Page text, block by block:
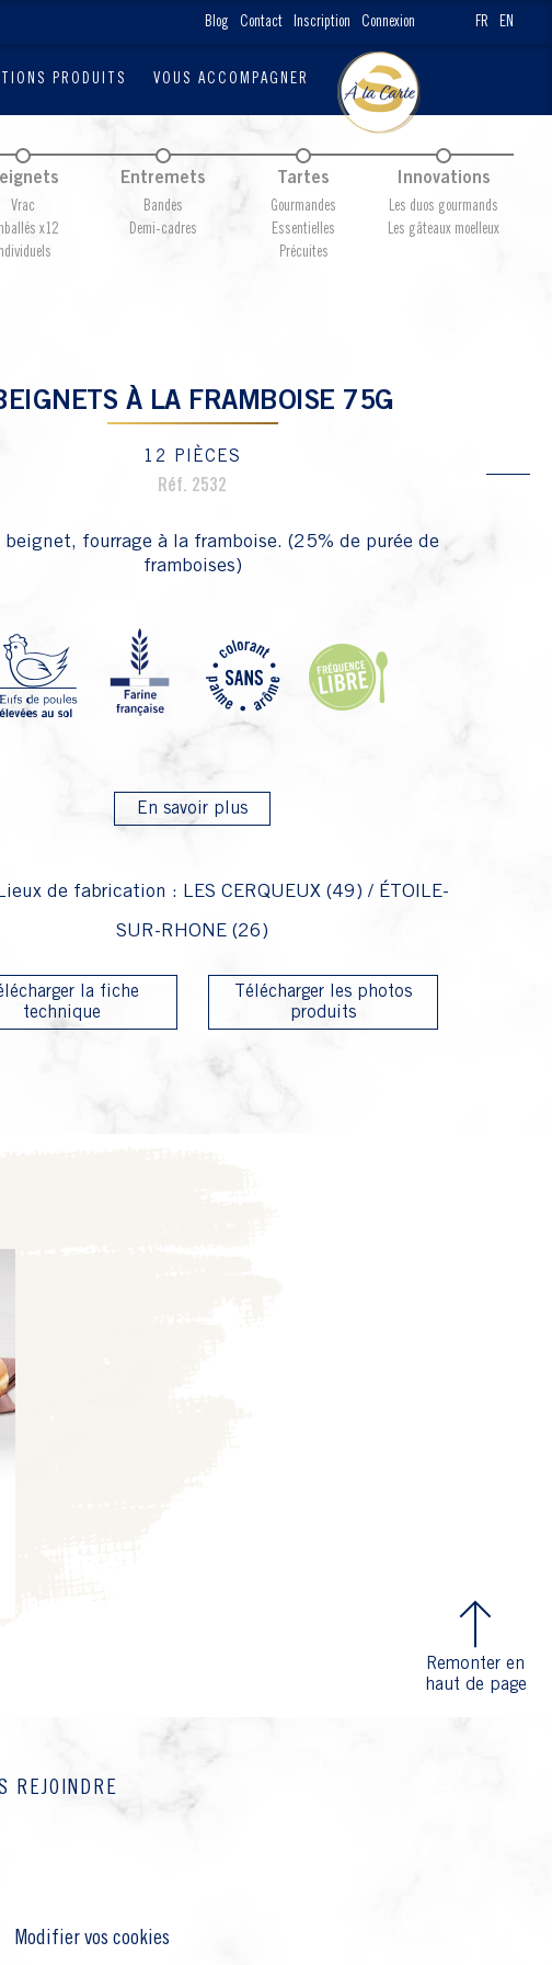
Blog Contact Inscription Connexion FR EN
PRODUITS VOUS ACCOMPAGNER
Vrac
x12
Individuels
Entremets
Bandes
Demi-cadres
Tartes
Gourmandes
Essentielles
Précuites
Innovations
Les duos gourmands
Les gâteaux moelleux
À LA FRAMBOISE 75G
12 PIÈCES
Réf. 2532
beignet, fourrage à la framboise. (25% de purée de
framboises)
P1 Oeufs
P4P22
En savoir plus
Lieux de fabrication : LES CERQUEUX (49) / ÉTOILE-
SUR-RHONE (26)
la fiche
technique
Télécharger les photos
produits
Remonter en
haut de page
REJOINDRE
Modifier vos cookies